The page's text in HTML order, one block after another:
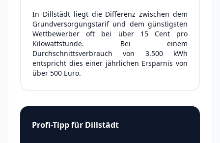
In Dillstädt liegt die Differenz zwischen dem
Grundversorgungstarif und dem günstigsten
Wettbewerber oft bei über 15 Cent pro
Kilowattstunde. Bei einem
Durchschnittsverbrauch von 3.500 kWh
entspricht dies einer jährlichen Ersparnis von
über 500 Euro.
Profi-Tipp für Dillstädt